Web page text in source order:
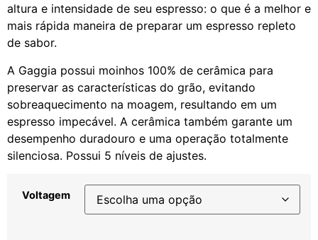
altura e intensidade de seu espresso: o que é a melhor e
mais rápida maneira de preparar um espresso repleto
de sabor.
A Gaggia possui moinhos 100% de cerâmica para
preservar as características do grão, evitando
sobreaquecimento na moagem, resultando em um
espresso impecável. A cerâmica também garante um
desempenho duradouro e uma operação totalmente
silenciosa. Possui 5 níveis de ajustes.
Voltagem